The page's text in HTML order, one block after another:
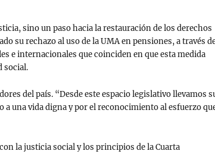
sino un paso hacia la restauración de los derechos
su rechazo al uso de la UMA en pensiones, a través
e internacionales que coinciden en que esta medida
social.
del país. “Desde este espacio legislativo llevamos
a una vida digna y por el reconocimiento al esfuerzo
la justicia social y los principios de la Cuarta